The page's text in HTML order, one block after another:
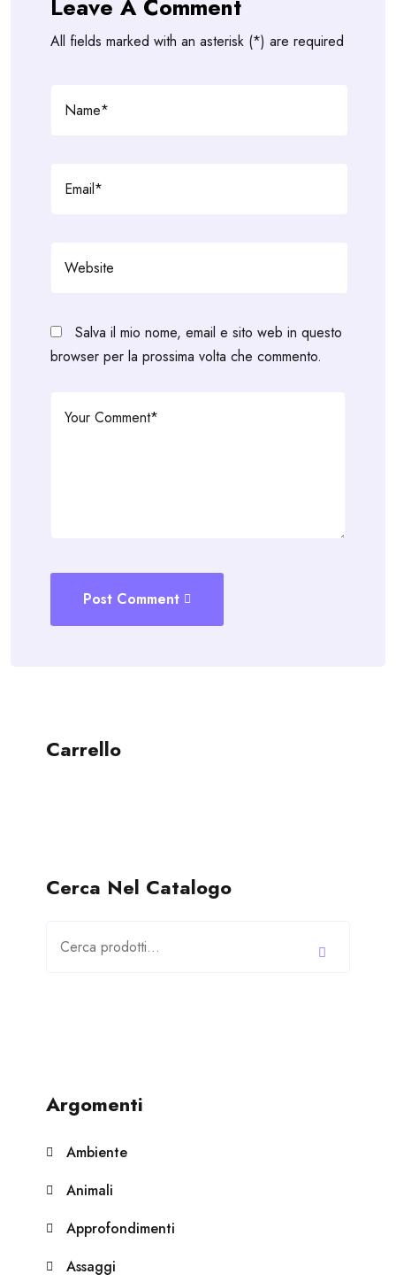
Leave A Comment
All fields marked with an asterisk (*) are required
Salva il mio nome, email e sito web in questo
browser per la prossima volta che commento.
Post Comment
Carrello
Cerca Nel Catalogo
Argomenti
Ambiente
Animali
Approfondimenti
Assaggi